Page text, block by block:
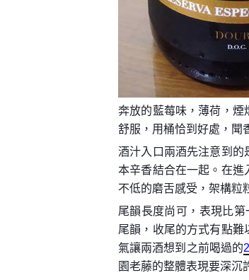
奔放的藍莓味，薄荷，煙
舒服，用桶恰到好處，聞
酒汁入口兩酒先注意到的
本辛香結合在一起。在進
不低的磨舌感受，架構粒
尾韻長度尚可，表現比
尾韻，收尾的方式有點
氣讓兩酒想到之前喝過的
園老藤的整體表現要深沉